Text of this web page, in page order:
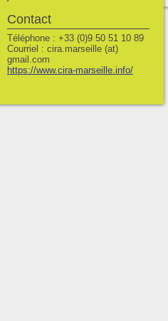
Contact
Téléphone : +33 (0)9 50 51 10 89
Courriel : cira.marseille (at)
gmail.com
https://www.cira-marseille.info/